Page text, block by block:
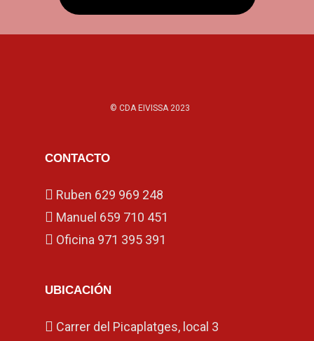
© CDA EIVISSA 2023
CONTACTO
Ruben 629 969 248
Manuel 659 710 451
Oficina 971 395 391
UBICACIÓN
Carrer del Picaplatges, local 3